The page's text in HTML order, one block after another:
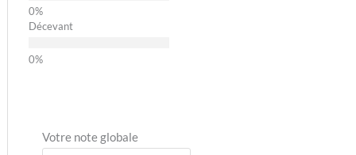
Décevant
Votre note globale